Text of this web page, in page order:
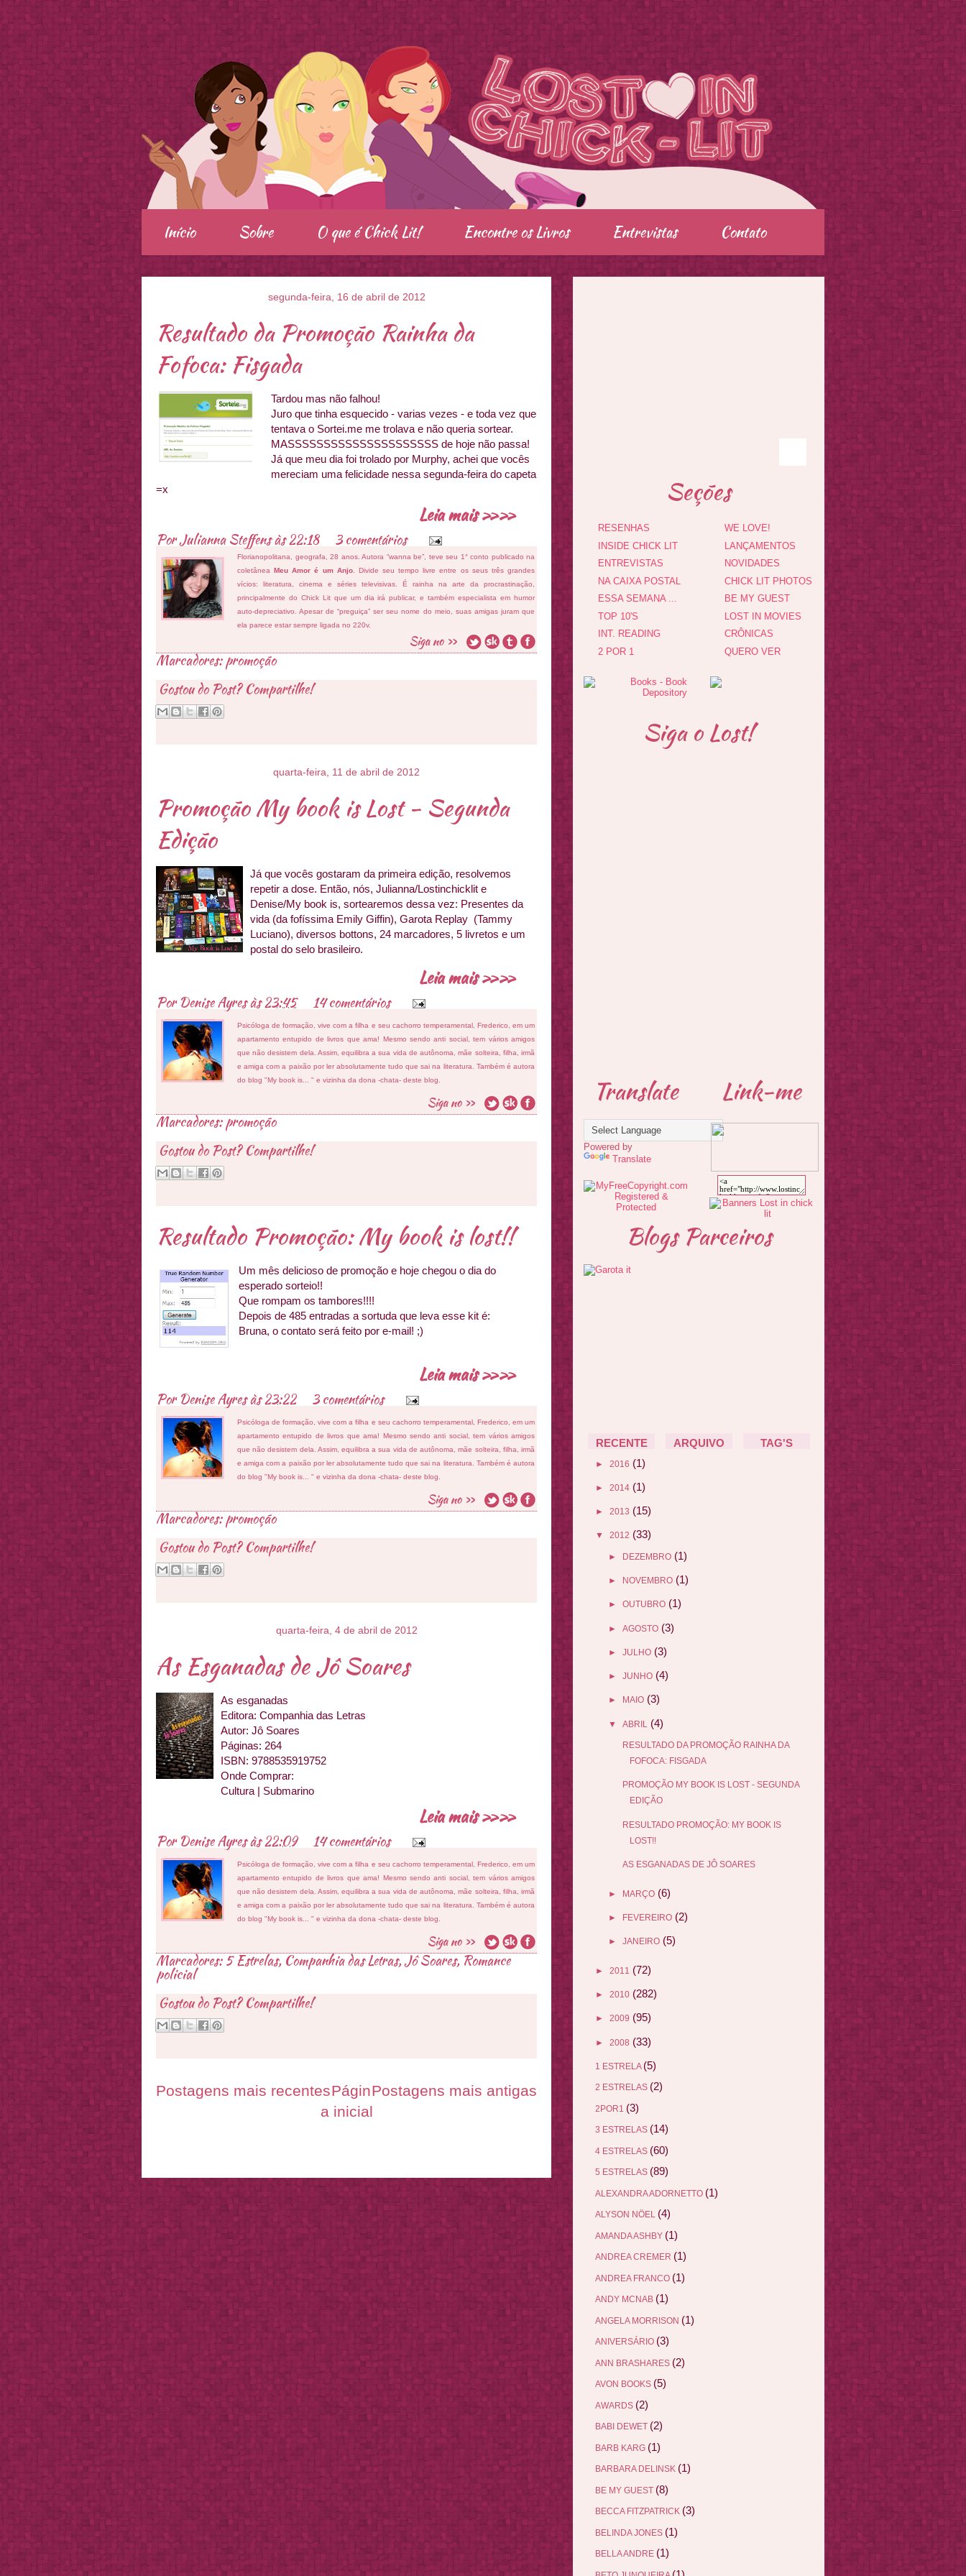
.
Início Sobre O que é Chick Lit! Encontre os Livros Entrevistas Contato
segunda-feira, 16 de abril de 2012
Resultado da Promoção Rainha da
Fofoca: Fisgada
Tardou mas não falhou!
Juro que tinha esquecido - varias vezes - e toda vez que
tentava o Sortei.me me trolava e não queria sortear.
MASSSSSSSSSSSSSSSSSSSSS de hoje não passa!
Já que meu dia foi trolado por Murphy, achei que vocês
mereciam uma felicidade nessa segunda-feira do capeta
=x
Leia mais »»
PorJulianna Steffensàs22:18 3 comentários
Florianopolitana, geografa, 28 anos. Autora “wanna be”, teve seu 1° conto publicado na
coletâneaMeu Amor é um Anjo. Divide seu tempo livre entre os seus três grandes
vícios: literatura, cinema e séries televisivas. É rainha na arte da procrastinação,
principalmente do Chick Lit que um dia irá publicar, e também especialista em humor
auto-depreciativo. Apesar de “preguiça” ser seu nome do meio, suas amigas juram que
ela parece estar sempre ligada no 220v.
Marcadores:promoção
Gostou do Post? Compartilhe!
quarta-feira, 11 de abril de 2012
Promoção My book is Lost - Segunda
Edição
Já que vocês gostaram da primeira edição, resolvemos
repetir a dose. Então, nós, Julianna/Lostinchicklit e
Denise/My book is, sortearemos dessa vez: Presentes da
vida (da fofíssima Emily Giffin), Garota Replay (Tammy
Luciano), diversos bottons, 24 marcadores, 5 livretos e um
postal do selo brasileiro.
Leia mais »»
PorDenise Ayresàs23:45 14 comentários
Psicóloga de formação, vive com a filha e seu cachorro temperamental, Frederico, em um
apartamento entupido de livros que ama! Mesmo sendo anti social, tem vários amigos
que não desistem dela. Assim, equilibra a sua vida de autônoma, mãe solteira, filha, irmã
e amiga com a paixão por ler absolutamente tudo que sai na literatura. Também é autora
do blog "My book is... " e vizinha da dona -chata- deste blog.
Marcadores:promoção
Gostou do Post? Compartilhe!
Resultado Promoção: My book is lost!!
Um mês delicioso de promoção e hoje chegou o dia do
esperado sorteio!!
Que rompam os tambores!!!!
Depois de 485 entradas a sortuda que leva esse kit é:
Bruna, o contato será feito por e-mail! ;)
Leia mais »»
PorDenise Ayresàs23:22 3 comentários
Psicóloga de formação, vive com a filha e seu cachorro temperamental, Frederico, em um
apartamento entupido de livros que ama! Mesmo sendo anti social, tem vários amigos
que não desistem dela. Assim, equilibra a sua vida de autônoma, mãe solteira, filha, irmã
e amiga com a paixão por ler absolutamente tudo que sai na literatura. Também é autora
do blog "My book is... " e vizinha da dona -chata- deste blog.
Marcadores:promoção
Gostou do Post? Compartilhe!
quarta-feira, 4 de abril de 2012
As Esganadas de Jô Soares
As esganadas
Editora: Companhia das Letras
Autor: Jô Soares
Páginas: 264
ISBN: 9788535919752
Onde Comprar:
Cultura | Submarino
Leia mais »»
PorDenise Ayresàs22:09 14 comentários
Psicóloga de formação, vive com a filha e seu cachorro temperamental, Frederico, em um
apartamento entupido de livros que ama! Mesmo sendo anti social, tem vários amigos
que não desistem dela. Assim, equilibra a sua vida de autônoma, mãe solteira, filha, irmã
e amiga com a paixão por ler absolutamente tudo que sai na literatura. Também é autora
do blog "My book is... " e vizinha da dona -chata- deste blog.
Marcadores:5 Estrelas, Companhia das Letras,Jô Soares, Romance
policial
Gostou do Post? Compartilhe!
Postagens mais recentes Postagens mais antigas
Págin
a inicial
Seções
RESENHAS
INSIDE CHICK LIT
ENTREVISTAS
NA CAIXA POSTAL
ESSA SEMANA ...
TOP 10'S
INT. READING
2 POR 1
WE LOVE!
LANÇAMENTOS
NOVIDADES
CHICK LIT PHOTOS
BE MY GUEST
LOST IN MOVIES
CRÔNICAS
QUERO VER
Siga o Lost!
Translate
Powered by
Translate
Link-me
Blogs Parceiros
RECENTE ARQUIVO TAG'S
► 2016 (1)
► 2014 (1)
► 2013 (15)
▼ 2012 (33)
► DEZEMBRO (1)
► NOVEMBRO (1)
► OUTUBRO (1)
► AGOSTO (3)
► JULHO (3)
► JUNHO (4)
► MAIO (3)
▼ ABRIL (4)
RESULTADO DA PROMOÇÃO RAINHA DA
FOFOCA: FISGADA
PROMOÇÃO MY BOOK IS LOST - SEGUNDA
EDIÇÃO
RESULTADO PROMOÇÃO: MY BOOK IS
LOST!!
AS ESGANADAS DE JÔ SOARES
► MARÇO (6)
► FEVEREIRO (2)
► JANEIRO (5)
► 2011 (72)
► 2010 (282)
► 2009 (95)
► 2008 (33)
1 ESTRELA (5)
2 ESTRELAS (2)
2POR1 (3)
3 ESTRELAS (14)
4 ESTRELAS (60)
5 ESTRELAS (89)
ALEXANDRA ADORNETTO (1)
ALYSON NÖEL (4)
AMANDA ASHBY (1)
ANDREA CREMER (1)
ANDREA FRANCO (1)
ANDY MCNAB (1)
ANGELA MORRISON (1)
ANIVERSÁRIO (3)
ANN BRASHARES (2)
AVON BOOKS (5)
AWARDS (2)
BABI DEWET (2)
BARB KARG (1)
BARBARA DELINSK (1)
BE MY GUEST (8)
BECCA FITZPATRICK (3)
BELINDA JONES (1)
BELLA ANDRE (1)